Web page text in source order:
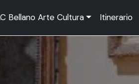
Bellano Arte Cultura Itinerario